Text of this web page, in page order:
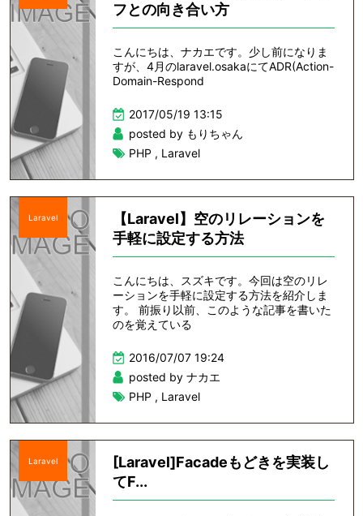
フとの向き合い方
こんにちは、ナカエです。少し前になりま
すが、4月のlaravel.osakaにてADR(Action-
Domain-Respond
2017/05/19 13:15
posted by もりちゃん
PHP , Laravel
Laravel
【Laravel】空のリレーションを
手軽に設定する方法
こんにちは、スズキです。今回は空のリレ
ーションを手軽に設定する方法を紹介しま
す。 前振り以前、このような記事を書いた
のを覚えている
2016/07/07 19:24
posted by ナカエ
PHP , Laravel
Laravel
[Laravel]Facadeもどきを実装し
てF...